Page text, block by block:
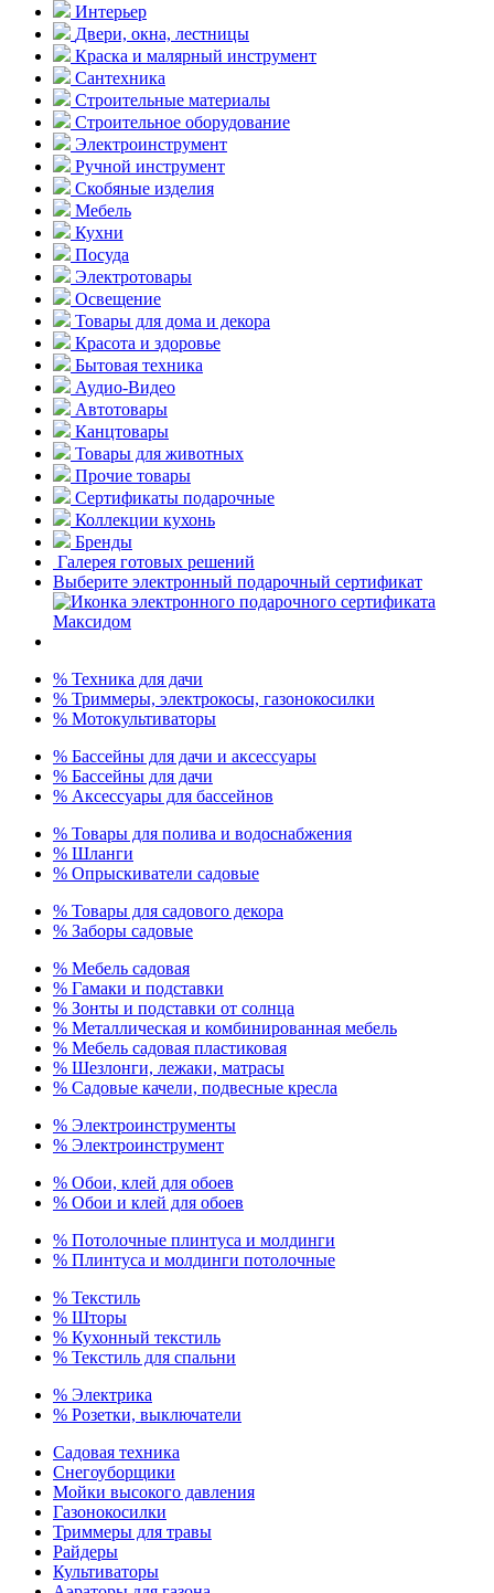
Интерьер
Двери, окна, лестницы
Краска и малярный инструмент
Сантехника
Строительные материалы
Строительное оборудование
Электроинструмент
Ручной инструмент
Скобяные изделия
Мебель
Кухни
Посуда
Электротовары
Освещение
Товары для дома и декора
Красота и здоровье
Бытовая техника
Аудио-Видео
Автотовары
Канцтовары
Товары для животных
Прочие товары
Сертификаты подарочные
Коллекции кухонь
Бренды
Галерея готовых решений
Выберите электронный подарочный сертификат
% Техника для дачи
% Триммеры, электрокосы, газонокосилки
% Мотокультиваторы
% Бассейны для дачи и аксессуары
% Бассейны для дачи
% Аксессуары для бассейнов
% Товары для полива и водоснабжения
% Шланги
% Опрыскиватели садовые
% Товары для садового декора
% Заборы садовые
% Мебель садовая
% Гамаки и подставки
% Зонты и подставки от солнца
% Металлическая и комбинированная мебель
% Мебель садовая пластиковая
% Шезлонги, лежаки, матрасы
% Садовые качели, подвесные кресла
% Электроинструменты
% Электроинструмент
% Обои, клей для обоев
% Обои и клей для обоев
% Потолочные плинтуса и молдинги
% Плинтуса и молдинги потолочные
% Текстиль
% Шторы
% Кухонный текстиль
% Текстиль для спальни
% Электрика
% Розетки, выключатели
Садовая техника
Снегоуборщики
Мойки высокого давления
Газонокосилки
Триммеры для травы
Райдеры
Культиваторы